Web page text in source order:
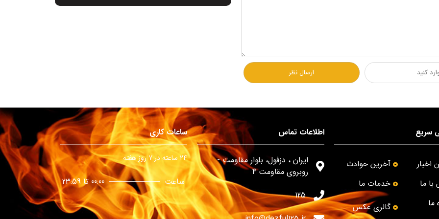
سریع
اخبار
آخرین حوادث
ما
خدمات ما
ما
گالری عکس
اطلاعات تماس
ایران ، دزفول، بلوار مقاومت -
روبروی مقاومت 4
125
ساعات کاری
24 ساعته در 7 روز هفته
ساعت 00:00 تا 23:59